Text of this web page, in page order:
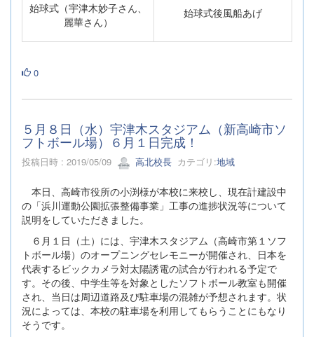
始球式（宇津木妙子さん、
麗華さん）
始球式後風船あげ
0
５月８日（水）宇津木スタジアム（新高崎市ソ
フトボール場）６月１日完成！
投稿日時 : 2019/05/09 高北校長 カテゴリ:地域
本日、高崎市役所の小渕様が本校に来校し、現在計建設中
の「浜川運動公園拡張整備事業」工事の進捗状況等について
説明をしていただきました。
６月１日（土）には、宇津木スタジアム（高崎市第１ソフ
トボール場）のオープニングセレモニーが開催され、日本を
代表するビックカメラ対太陽誘電の試合が行われる予定で
す。その後、中学生等を対象としたソフトボール教室も開催
され、当日は周辺道路及び駐車場の混雑が予想されます。状
況によっては、本校の駐車場を利用してもらうことにもなり
そうです。